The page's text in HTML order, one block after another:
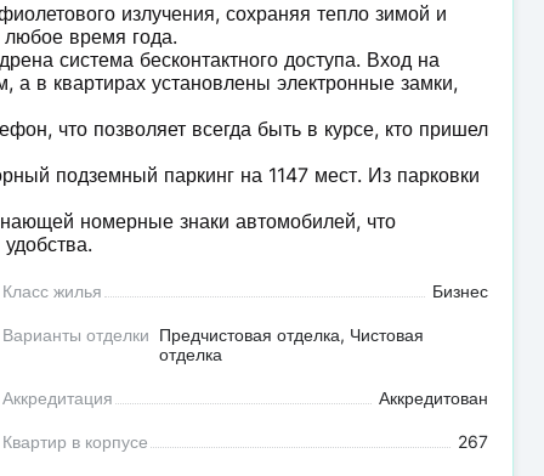
излучения, сохраняя тепло зимой и
любое время года.
система бесконтактного доступа. Вход на
а в квартирах установлены электронные замки,
что позволяет всегда быть в курсе, кто пришел
подземный паркинг на 1147 мест. Из парковки
номерные знаки автомобилей, что
Класс жилья Бизнес
Варианты отделки Предчистовая отделка, Чистовая
отделка
Аккредитация Аккредитован
Квартир в корпусе 267